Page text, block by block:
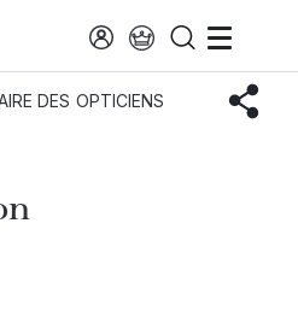
Clin D'oeil
DES OPTICIENS